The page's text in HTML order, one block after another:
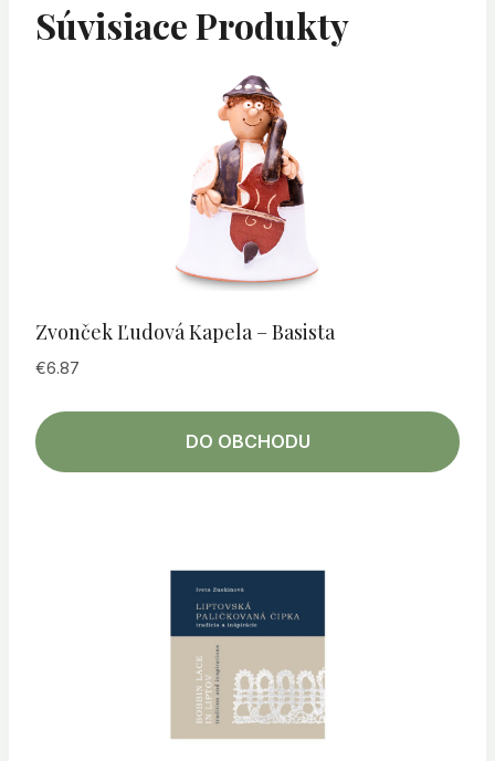
Súvisiace Produkty
Zvonček Ľudová Kapela – Basista
€6.87
DO OBCHODU